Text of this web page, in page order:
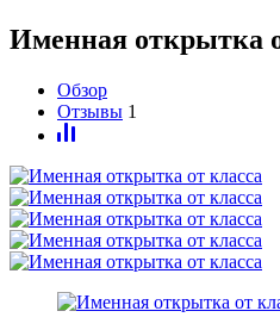
Именная открытка
Обзор
Отзывы 1